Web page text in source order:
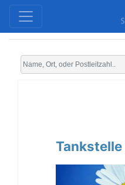
Tankstelle